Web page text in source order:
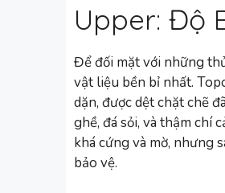
Upper: Độ
Để đối mặt với những
vật liệu bền bỉ nhất.
dặn, được dệt chặt chẽ
ghề, đá sỏi, và thậm chí
khá cứng và mờ, nhưng
bảo vệ.